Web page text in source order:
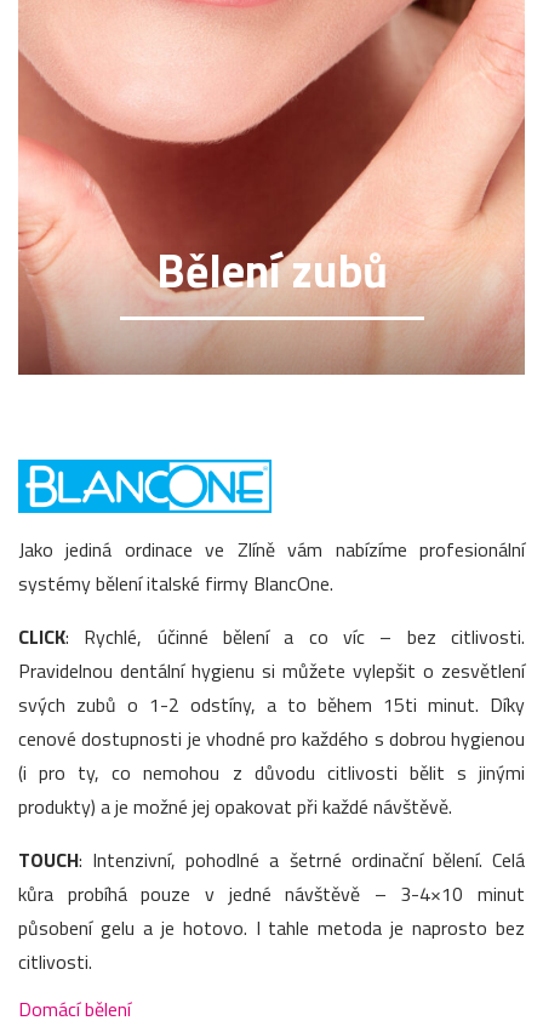
Jako jediná ordinace ve Zlíně vám nabízíme profesionální
systémy bělení italské firmy BlancOne.
CLICK: Rychlé, účinné bělení a co víc – bez citlivosti.
Pravidelnou dentální hygienu si můžete vylepšit o zesvětlení
svých zubů o 1-2 odstíny, a to během 15ti minut. Díky
cenové dostupnosti je vhodné pro každého s dobrou hygienou
(i pro ty, co nemohou z důvodu citlivosti bělit s jinými
produkty) a je možné jej opakovat při každé návštěvě.
TOUCH: Intenzivní, pohodlné a šetrné ordinační bělení. Celá
kůra probíhá pouze v jedné návštěvě – 3-4×10 minut
působení gelu a je hotovo. I tahle metoda je naprosto bez
citlivosti.
Domácí bělení
Bělení zubů